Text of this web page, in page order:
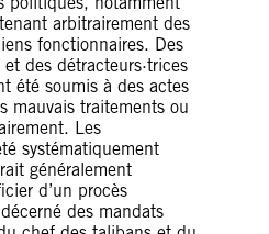
arbitrairement des
fonctionnaires. Des
des détracteurs·trices
été soumis à des actes
mauvais traitements ou
Les
systématiquement
généralement
d’un procès
des mandats